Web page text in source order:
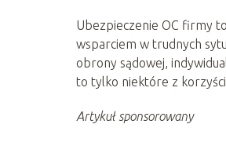
Ubezpieczenie OC firmy
wsparciem w trudnych
obrony sądowej,
to tylko niektóre z
Artykuł sponsorowany